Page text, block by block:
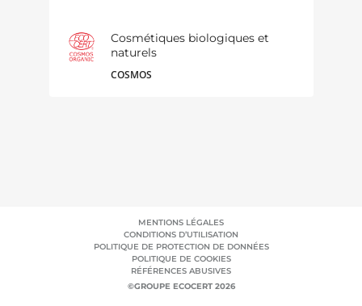
Cosmétiques biologiques et
naturels
COSMOS
MENTIONS LÉGALES
CONDITIONS D’UTILISATION
POLITIQUE DE PROTECTION DE DONNÉES
POLITIQUE DE COOKIES
RÉFÉRENCES ABUSIVES
©GROUPE ECOCERT 2026